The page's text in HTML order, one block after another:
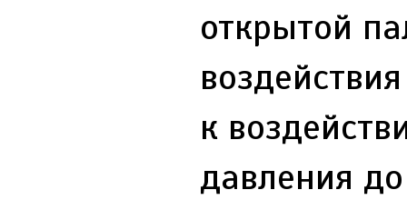
открытой
к
давления